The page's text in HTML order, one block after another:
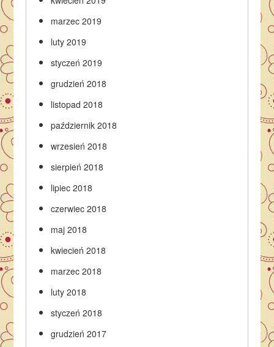
marzec 2019
luty 2019
styczeń 2019
grudzień 2018
listopad 2018
październik 2018
wrzesień 2018
sierpień 2018
lipiec 2018
czerwiec 2018
maj 2018
kwiecień 2018
marzec 2018
luty 2018
styczeń 2018
grudzień 2017